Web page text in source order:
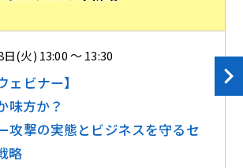
(火) 13:00 ～ 13:30
ェビナー】
味方か？
攻撃の実態とビジネスを守るセ
略